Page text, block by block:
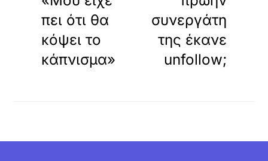
πει ότι θα
κόψει το
κάπνισμα»
συνεργάτη
της έκανε
unfollow;